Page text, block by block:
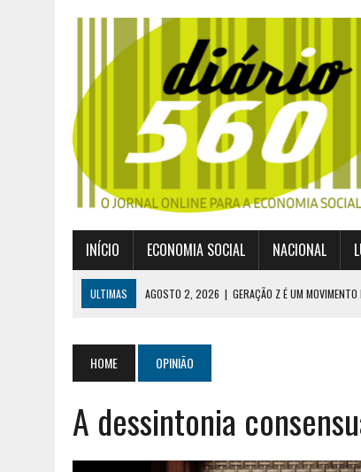
INÍCIO ECONOMIA SOCIAL NACIONAL
ULTIMAS AGOSTO 2, 2026 | GERAÇÃO Z É UM
CASES DIVULGA ÚLTIMOS NÚMEROS DA
JULHO 26, 2026 | UM MARCO QUE REDEFINE O
AGOSTO 6, 2026
UM ENTRE MUITOS
HOME OPINIÃO
A dessintonia